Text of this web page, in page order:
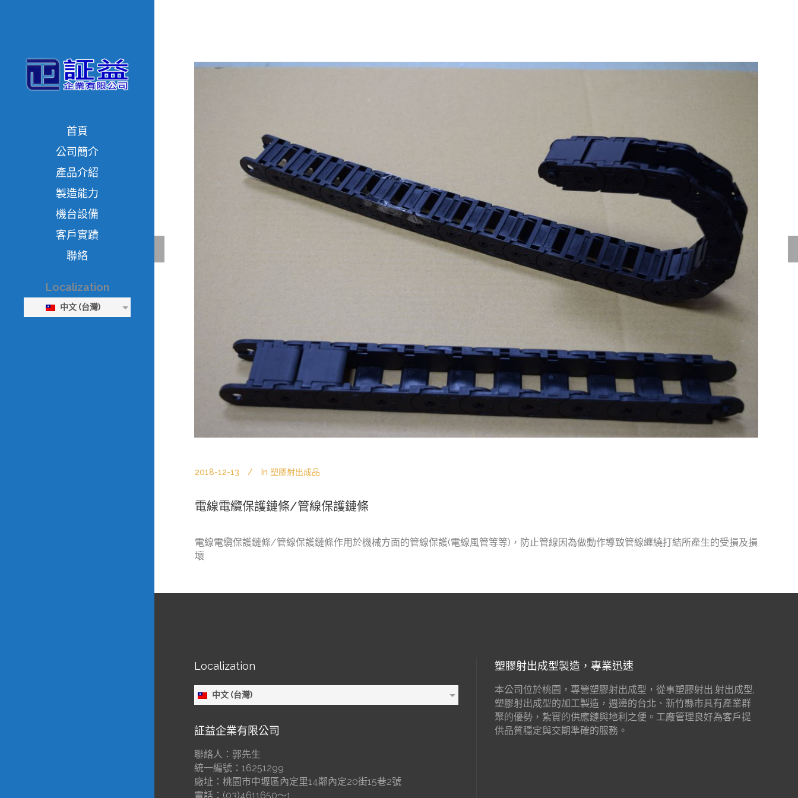
首頁
公司簡介
產品介紹
製造能力
機台設備
客戶實蹟
聯絡
Localization
中文 (台灣)
2018-12-13 In 塑膠射出成品
電線電纜保護鏈條/管線保護鏈條
電線電纜保護鏈條/管線保護鏈條作用於機械方面的管線保護(電線風管等等)，防止管線因為做動作導致管線纏繞打結所產生的受損及損
壞
Localization
中文 (台灣)
証益企業有限公司
聯絡人：郭先生
統一編號：16251299
廠址：桃園市中壢區內定里14鄰內定20街15巷2號
電話：(03)4611650～1
塑膠射出成型製造，專業迅速
本公司位於桃園，專營塑膠射出成型，從事塑膠射出,射出成型,
塑膠射出成型的加工製造，週邊的台北、新竹縣市具有產業群
聚的優勢，紮實的供應鏈與地利之便。工廠管理良好為客戶提
供品質穩定與交期準確的服務。